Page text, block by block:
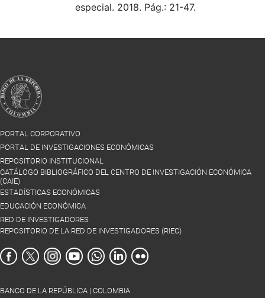
ofrecen evidencia sólida de una
monetaria a pesar de
estadísticamente significativas.
Asimismo se encuentra evidencia fuerte
de la interacción
entre las políticas fiscal y monetaria. No
obstante, la naturaleza de esa
interacción depende
mucho del tipo de los choques.
Además, la forma en que cada uno de
los dos tipos de
política fiscal interactúa con la política
de la otra.
especial. 2018. Pág.: 21-47.
PORTAL CORPORATIVO
PORTAL DE INVESTIGACIONES ECONÓMICAS
REPOSITORIO INSTITUCIONAL
CATÁLOGO BIBLIOGRÁFICO DEL CENTRO DE INVESTIGACIÓN ECONÓMICA
(CAIE)
ESTADÍSTICAS ECONÓMICAS
EDUCACIÓN ECONÓMICA
RED DE INVESTIGADORES
REPOSITORIO DE LA RED DE INVESTIGADORES (RIEC)
BANCO DE LA REPÚBLICA | COLOMBIA